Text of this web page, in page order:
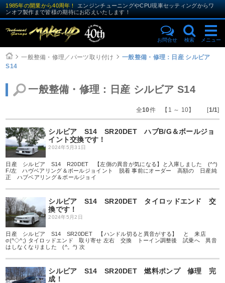
1985年の開業から40周年！
エンジンチューニングやCPU現車セッティングからワ
ンオフ製作まで皆様の期待にお応えいたします！
お問合せ 検索 メニュー
一般整備・修理／パーツ取り付け
一般整備・修理：日産 シルビア
S14
一般整備・修理：日産 シルビア S14
全10件 【1 ～ 10】 [1/1]
シルビア S14 SR20DET ハブB/G＆ボールジョ
イント交換です！
2024年5月31日
日産 シルビア S14 R20DET 【左側の異音が気になる】と入庫しました (^^)
F/左 ハヴベアリング＆ボールジョイント 脱着 事前にオーダー 高額の 日産純
正 ハブベアリング＆ボールジョイ
シルビア S14 SR20DET タイロッドエンド 交
換です！
2024年5月2日
日産 シルビア S14 SR20DET 【ハンドル切ると異音がする】 と 来店
σ(^◇^;) タイロッドエンド 取り寄せ 左右 交換 トーイン調整後 試乗へ 異音
はしなくなりました (^。^) 次
シルビア S14 SR20DET 燃料ポンプ 修理 完
成！